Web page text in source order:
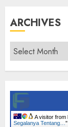
ARCHIVES
Archives
A visitor from
Segalanya Tentang… "